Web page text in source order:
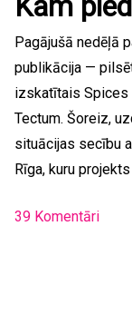
Pagājušā nedēļā
publikācija —
izskatītais Spices
Tectum. Šoreiz,
situācijas secību
Rīga, kuru
39 Komentāri